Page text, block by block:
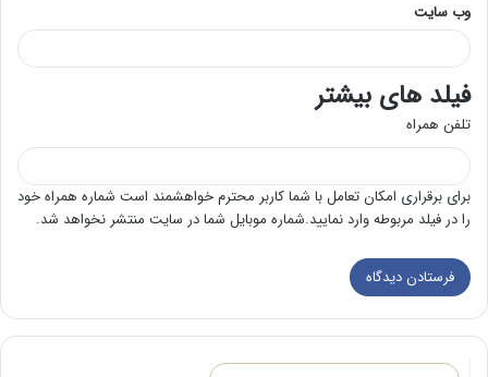
وب‌ سایت
فیلد های بیشتر
تلفن همراه
برای برقراری امکان تعامل با شما کاربر محترم خواهشمند است شماره همراه خود
را در فیلد مربوطه وارد نمایید.شماره موبایل شما در سایت منتشر نخواهد شد.